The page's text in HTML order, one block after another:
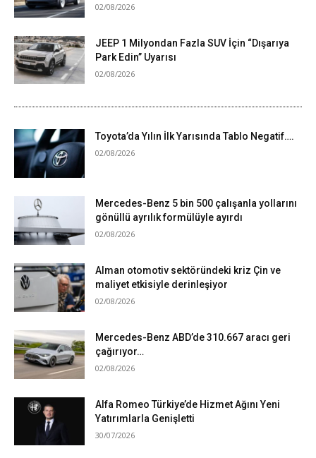
02/08/2026
JEEP 1 Milyondan Fazla SUV İçin “Dışarıya
Park Edin” Uyarısı
02/08/2026
Toyota’da Yılın İlk Yarısında Tablo Negatif….
02/08/2026
Mercedes-Benz 5 bin 500 çalışanla yollarını
gönüllü ayrılık formülüyle ayırdı
02/08/2026
Alman otomotiv sektöründeki kriz Çin ve
maliyet etkisiyle derinleşiyor
02/08/2026
Mercedes-Benz ABD’de 310.667 aracı geri
çağırıyor…
02/08/2026
Alfa Romeo Türkiye’de Hizmet Ağını Yeni
Yatırımlarla Genişletti
30/07/2026